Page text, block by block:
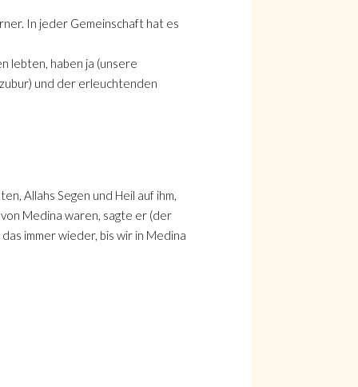
In jeder Gemeinschaft hat es
lebten, haben ja (unsere
und der erleuchtenden
Allahs Segen und Heil auf ihm,
Medina waren, sagte er (der
immer wieder, bis wir in Medina